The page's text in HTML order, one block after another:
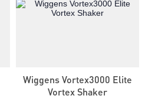
Wiggens Vortex3000 Elite
Vortex Shaker